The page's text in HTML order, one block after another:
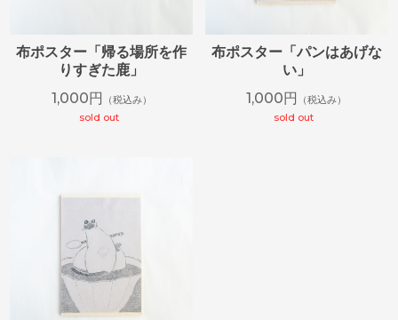
布ポスター「帰る場所を作
りすぎた鹿」
1,000円
（税込み）
sold out
布ポスター「パンはあげな
い」
1,000円
（税込み）
sold out